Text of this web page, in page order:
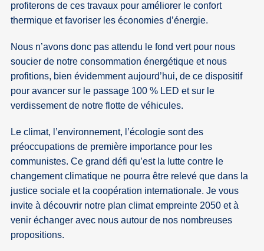
profiterons de ces travaux pour améliorer le confort
thermique et favoriser les économies d’énergie.
Nous n’avons donc pas attendu le fond vert pour nous
soucier de notre consommation énergétique et nous
profitions, bien évidemment aujourd’hui, de ce dispositif
pour avancer sur le passage 100 % LED et sur le
verdissement de notre flotte de véhicules.
Le climat, l’environnement, l’écologie sont des
préoccupations de première importance pour les
communistes. Ce grand défi qu’est la lutte contre le
changement climatique ne pourra être relevé que dans la
justice sociale et la coopération internationale. Je vous
invite à découvrir notre plan climat empreinte 2050 et à
venir échanger avec nous autour de nos nombreuses
propositions.